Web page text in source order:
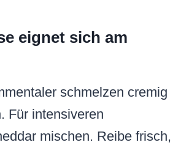
eignet sich am
schmelzen cremig
Für intensiveren
mischen. Reibe frisch,